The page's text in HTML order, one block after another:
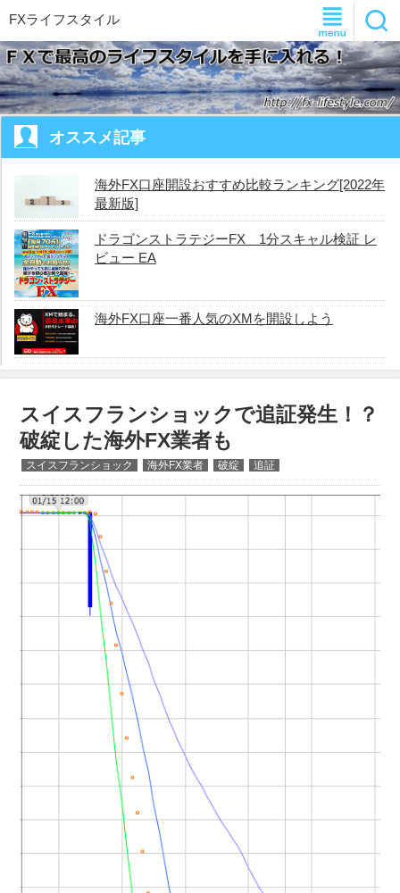
FXライフスタイル
オススメ記事
海外FX口座開設おすすめ比較ランキング[2022年
最新版]
ドラゴンストラテジーFX 1分スキャル検証 レ
ビュー EA
海外FX口座一番人気のXMを開設しよう
スイスフランショックで追証発生！？
破綻した海外FX業者も
スイスフランショック 海外FX業者 破綻 追証